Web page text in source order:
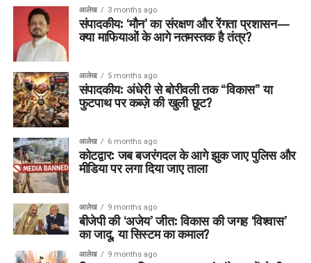
आलेख 3 months ago
संपादकीय: ‘मौन’ का संरक्षण और रेंगता प्रशासन—
क्या माफियाओं के आगे नतमस्तक है तंत्र?
आलेख 5 months ago
संपादकीय: अंधेरी से बोरीवली तक “विकास” या
फुटपाथ पर कब्ज़े की खुली छूट?
आलेख 6 months ago
कोटद्वार: जब बजरंगदल के आगे झुक जाए पुलिस और
मीडिया पर लगा दिया जाए ताला
आलेख 9 months ago
बीजेपी की ‘अजेय’ जीत: विकास की जगह ‘विश्वास’
का जादू, या सिस्टम का कमाल?
आलेख 9 months ago